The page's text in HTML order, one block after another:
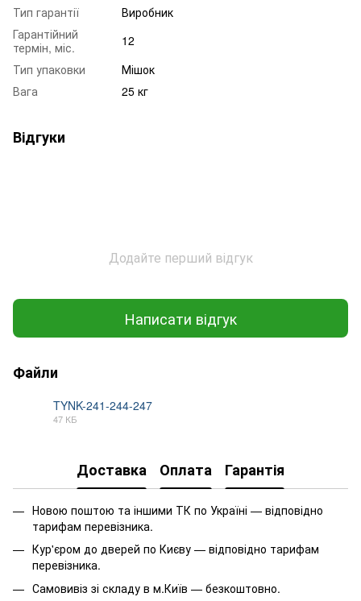
Тип гарантії
Виробник
Гарантійний
термін, міс.
12
Тип упаковки
Мішок
Вага
25 кг
Відгуки
Додайте перший відгук
Написати відгук
Файли
TYNK-241-244-247
47 КБ
Доставка Оплата Гарантія
Новою поштою та іншими ТК по Україні — відповідно
тарифам перевізника.
Кур'єром до дверей по Києву — відповідно тарифам
перевізника.
Самовивіз зі складу в м.Київ — безкоштовно.